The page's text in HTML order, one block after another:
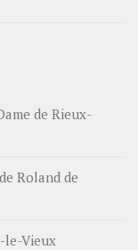
de Rieux-
Roland de
le-Vieux